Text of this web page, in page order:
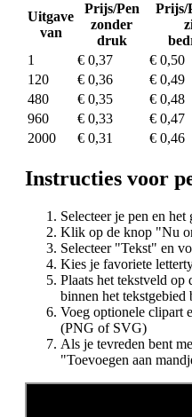
Uitgave
van
Prijs/Pen
zonder
druk
Prijs/
1
€ 0,37 € 0,50
120
€ 0,36 € 0,49
480
€ 0,35 € 0,48
960
€ 0,33 € 0,47
2000
€ 0,31 € 0,46
Instructies voor
Selecteer je pen en
Klik op de knop "Nu
Selecteer "Tekst" en
Kies je favoriete
Plaats het tekstveld op
binnen het tekstgebied
Voeg optionele clipart
(PNG of SVG)
Als je tevreden bent
"Toevoegen aan